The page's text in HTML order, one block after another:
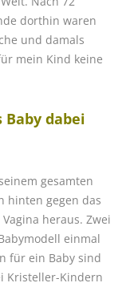
dorthin waren
und damals
mein Kind keine
dabei
einem gesamten
hinten gegen das
heraus. Zwei
einmal
für ein Baby sind
Kristeller-Kindern